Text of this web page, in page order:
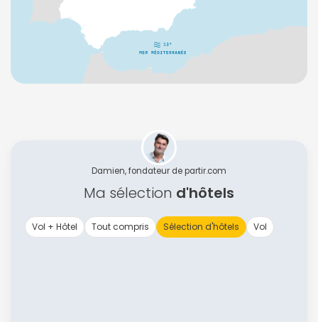
Damien, fondateur de partir.com
Ma sélection d'hôtels
Vol + Hôtel Tout compris Sélection d'hôtels Vol